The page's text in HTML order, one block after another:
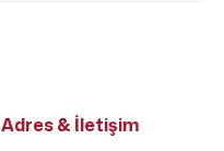
Adres & İletişim